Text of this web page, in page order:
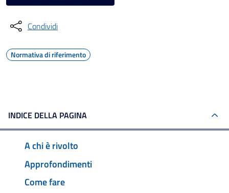
Condividi
Normativa di riferimento
INDICE DELLA PAGINA
A chi è rivolto
Approfondimenti
Come fare